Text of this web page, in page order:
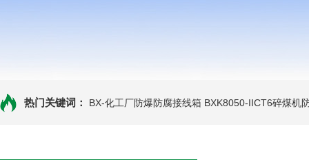
热门关键词： BX-化工厂防爆防腐接线箱 BXK8050-IICT6碎煤机